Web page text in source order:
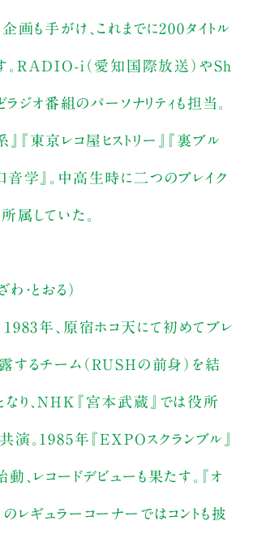
画も手がけ、これまでに200タイトル
。RADIO-i（愛知国際放送）やSh
オ番組のパーソナリティも担当。
『東京レコ屋ヒストリー』『裏ブル
音学』。中高生時に二つのブレイク
属していた。
・とおる）
1983年、原宿ホコ天にて初めてブレ
するチーム（RUSHの前身）を結
なり、NHK『宮本武蔵』では役所
演。1985年『EXPOスクランブル』
、レコードデビューも果たす。『オ
のレギュラーコーナーではコントも披